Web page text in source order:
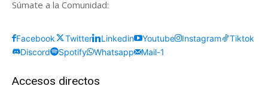
Súmate a la Comunidad:
Facebook Twitter Linkedin Youtube Instagram
Tiktok
Discord
Spotify Whatsapp Mail-1
Accesos directos